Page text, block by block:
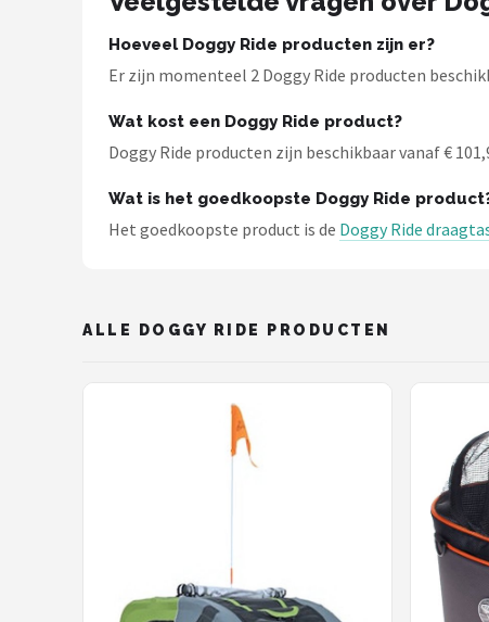
Shimano
Alle merken →
Hoeveel Doggy Ride producten zijn er?
Er zijn momenteel 2 Doggy Ride producten
Wat kost een Doggy Ride product?
Doggy Ride producten zijn beschikbaar vanaf €
Wat is het goedkoopste Doggy Ride
Het goedkoopste product is de Doggy Ride
ALLE DOGGY RIDE PRODUCTEN